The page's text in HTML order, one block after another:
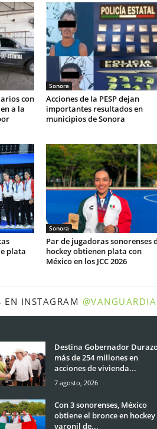
con
a la
Sonora
Acciones de la PESP dejan
importantes resultados en
municipios de Sonora
plata
Sonora
Par de jugadoras sonorenses
hockey obtienen plata con
México en los JCC 2026
EN INSTAGRAM
Destina Gobernador
más de 254 millones en
acciones de vivienda...
7 agosto, 2026
Con 3 sonorenses, México
obtiene el bronce en hockey
varonil de...